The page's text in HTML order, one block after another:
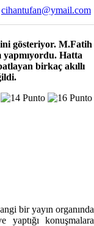
cihantufan@ymail.com
gösteriyor. M.Fatih
yapmıyordu. Hatta
birkaç akıllı
bir yayın organında
konuşmalara